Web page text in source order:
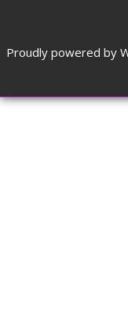
Proudly powered by